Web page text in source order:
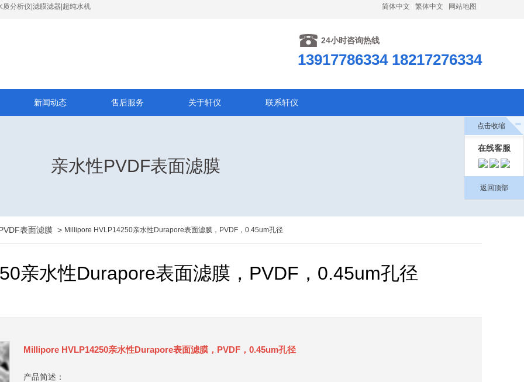
分析仪|滤膜滤器|超纯水机 简体中文 繁体中文 网站地图
24小时咨询热线
13917786334 18217276334
新闻动态 售后服务 关于轩仪 联系轩仪
亲水性PVDF表面滤膜
表面滤膜 > Millipore HVLP14250亲水性Durapore表面滤膜，PVDF，0.45um孔径
亲水性Durapore表面滤膜，PVDF，0.45um孔径
Millipore HVLP14250亲水性Durapore表面滤膜，PVDF，0.45um孔径
产品简述：
点击收缩
在线客服
返回顶部